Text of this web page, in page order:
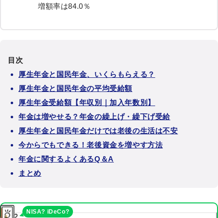
増額率は84.0％
目次
厚生年金と国民年金、いくらもらえる？
厚生年金と国民年金の平均受給額
厚生年金受給額【年収別｜加入年数別】
年金は増やせる？年金の繰上げ・繰下げ受給
厚生年金と国民年金だけでは老後の生活は不安
今からでもできる！老後資金を増やす方法
年金に関するよくあるQ＆A
まとめ
NISA? iDeCo?